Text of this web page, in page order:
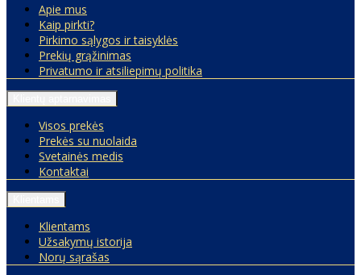
Apie mus
Kaip pirkti?
Pirkimo sąlygos ir taisyklės
Prekių grąžinimas
Privatumo ir atsiliepimų politika
Visos prekės
Prekės su nuolaida
Svetainės medis
Kontaktai
Klientams
Užsakymų istorija
Norų sąrašas